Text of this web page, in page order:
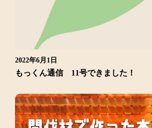
2022年6月1日
もっくん通信 11号できました！